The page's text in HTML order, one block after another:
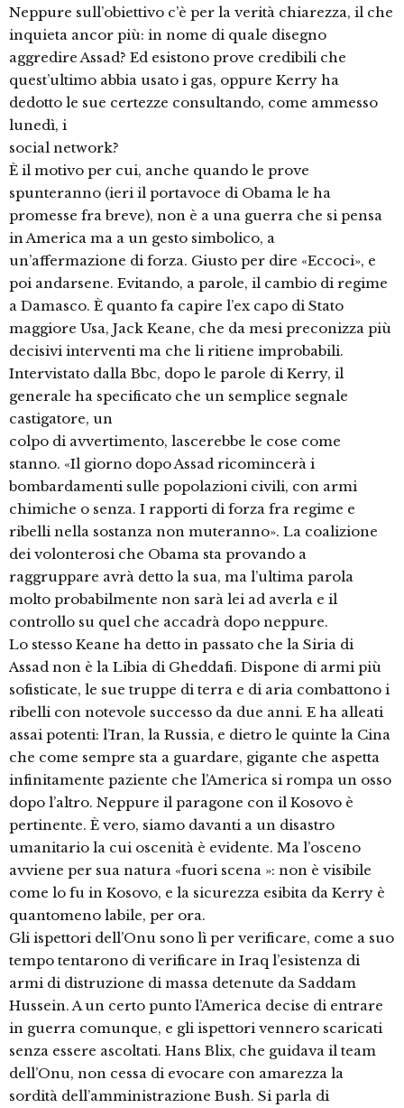
Neppure sull’obiettivo c’è per la verità chiarezza, il che
inquieta ancor più: in nome di quale disegno
aggredire Assad? Ed esistono prove credibili che
quest’ultimo abbia usato i gas, oppure Kerry ha
dedotto le sue certezze consultando, come ammesso
lunedì, i
social network?
È il motivo per cui, anche quando le prove
spunteranno (ieri il portavoce di Obama le ha
promesse fra breve), non è a una guerra che si pensa
in America ma a un gesto simbolico, a
un’affermazione di forza. Giusto per dire «Eccoci», e
poi andarsene. Evitando, a parole, il cambio di regime
a Damasco. È quanto fa capire l’ex capo di Stato
maggiore Usa, Jack Keane, che da mesi preconizza più
decisivi interventi ma che li ritiene improbabili.
Intervistato dalla Bbc, dopo le parole di Kerry, il
generale ha specificato che un semplice segnale
castigatore, un
colpo di avvertimento, lascerebbe le cose come
stanno. «Il giorno dopo Assad ricomincerà i
bombardamenti sulle popolazioni civili, con armi
chimiche o senza. I rapporti di forza fra regime e
ribelli nella sostanza non muteranno». La coalizione
dei volonterosi che Obama sta provando a
raggruppare avrà detto la sua, ma l’ultima parola
molto probabilmente non sarà lei ad averla e il
controllo su quel che accadrà dopo neppure.
Lo stesso Keane ha detto in passato che la Siria di
Assad non è la Libia di Gheddafi. Dispone di armi più
sofisticate, le sue truppe di terra e di aria combattono i
ribelli con notevole successo da due anni. E ha alleati
assai potenti: l’Iran, la Russia, e dietro le quinte la Cina
che come sempre sta a guardare, gigante che aspetta
infinitamente paziente che l’America si rompa un osso
dopo l’altro. Neppure il paragone con il Kosovo è
pertinente. È vero, siamo davanti a un disastro
umanitario la cui oscenità è evidente. Ma l’osceno
avviene per sua natura «fuori scena »: non è visibile
come lo fu in Kosovo, e la sicurezza esibita da Kerry è
quantomeno labile, per ora.
Gli ispettori dell’Onu sono lì per verificare, come a suo
tempo tentarono di verificare in Iraq l’esistenza di
armi di distruzione di massa detenute da Saddam
Hussein. A un certo punto l’America decise di entrare
in guerra comunque, e gli ispettori vennero scaricati
senza essere ascoltati. Hans Blix, che guidava il team
dell’Onu, non cessa di evocare con amarezza la
sordità dell’amministrazione Bush. Si parla di